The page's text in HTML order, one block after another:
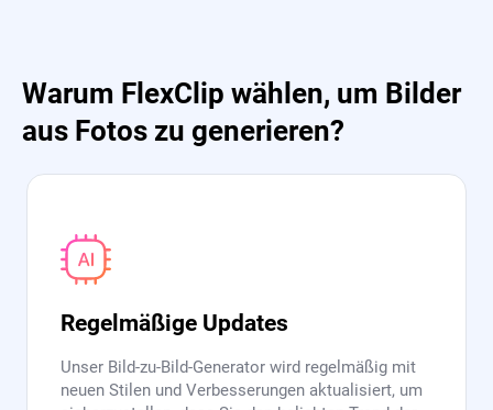
Warum FlexClip wählen, um Bilder
aus Fotos zu generieren?
Regelmäßige Updates
Unser Bild-zu-Bild-Generator wird regelmäßig mit
neuen Stilen und Verbesserungen aktualisiert, um